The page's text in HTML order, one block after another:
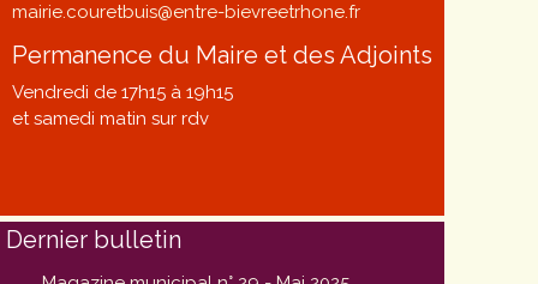
mairie.couretbuis@entre-bievreetrhone.fr
Permanence du Maire et des Adjoints
Vendredi de 17h15 à 19h15
et samedi matin sur rdv
Dernier bulletin